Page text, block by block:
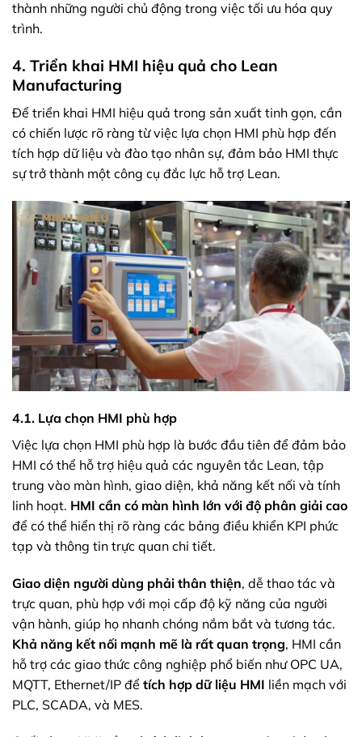
thành những người chủ động trong việc tối ưu hóa quy
trình.
4. Triển khai HMI hiệu quả cho Lean
Manufacturing
Để triển khai HMI hiệu quả trong sản xuất tinh gọn, cần
có chiến lược rõ ràng từ việc lựa chọn HMI phù hợp đến
tích hợp dữ liệu và đào tạo nhân sự, đảm bảo HMI thực
sự trở thành một công cụ đắc lực hỗ trợ Lean.
4.1. Lựa chọn HMI phù hợp
Việc lựa chọn HMI phù hợp là bước đầu tiên để đảm bảo
HMI có thể hỗ trợ hiệu quả các nguyên tắc Lean, tập
trung vào màn hình, giao diện, khả năng kết nối và tính
linh hoạt. HMI cần có màn hình lớn với độ phân giải cao
để có thể hiển thị rõ ràng các bảng điều khiển KPI phức
tạp và thông tin trực quan chi tiết.
Giao diện người dùng phải thân thiện, dễ thao tác và
trực quan, phù hợp với mọi cấp độ kỹ năng của người
vận hành, giúp họ nhanh chóng nắm bắt và tương tác.
Khả năng kết nối mạnh mẽ là rất quan trọng, HMI cần
hỗ trợ các giao thức công nghiệp phổ biến như OPC UA,
MQTT, Ethernet/IP để tích hợp dữ liệu HMI liền mạch với
PLC, SCADA, và MES.